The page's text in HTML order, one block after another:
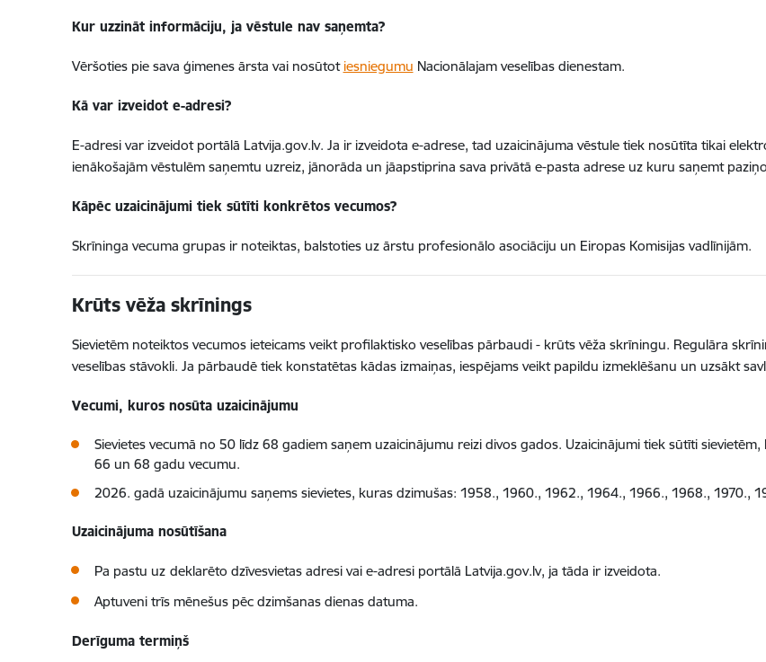
Kur uzzināt informāciju, ja vēstule nav saņemta?
Vēršoties pie sava ģimenes ārsta vai nosūtot iesniegumu Nacionālajam veselības dienestam.
Kā var izveidot e-adresi?
E-adresi var izveidot portālā Latvija.gov.lv. Ja ir izveidota e-adrese, tad uzaicinājuma vēstule tiek nosūtīta tikai
ienākošajām vēstulēm saņemtu uzreiz, jānorāda un jāapstiprina sava privātā e-pasta adrese uz kuru saņemt
Kāpēc uzaicinājumi tiek sūtīti konkrētos vecumos?
Skrīninga vecuma grupas ir noteiktas, balstoties uz ārstu profesionālo asociāciju un Eiropas Komisijas vadlīnijām.
Krūts vēža skrīnings
Sievietēm noteiktos vecumos ieteicams veikt profilaktisko veselības pārbaudi - krūts vēža skrīningu. Regulāra
veselības stāvokli. Ja pārbaudē tiek konstatētas kādas izmaiņas, iespējams veikt papildu izmeklēšanu un uzsākt
Vecumi, kuros nosūta uzaicinājumu
Sievietes vecumā no 50 līdz 68 gadiem saņem uzaicinājumu reizi divos gados. Uzaicinājumi tiek sūtīti
66 un 68 gadu vecumu.
2026. gadā uzaicinājumu saņems sievietes, kuras dzimušas: 1958., 1960., 1962., 1964., 1966., 1968., 1970.,
Uzaicinājuma nosūtīšana
Pa pastu uz deklarēto dzīvesvietas adresi vai e-adresi portālā Latvija.gov.lv, ja tāda ir izveidota.
Aptuveni trīs mēnešus pēc dzimšanas dienas datuma.
Derīguma termiņš